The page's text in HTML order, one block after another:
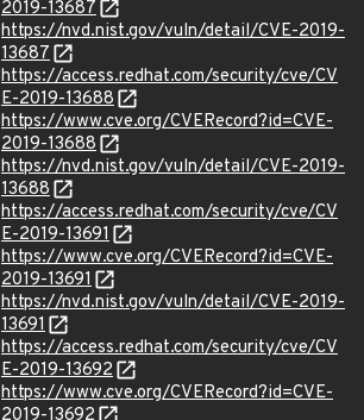
2019-13687
https://nvd.nist.gov/vuln/detail/CVE-2019-
13687
https://access.redhat.com/security/cve/CV
E-2019-13688
https://www.cve.org/CVERecord?id=CVE-
2019-13688
https://nvd.nist.gov/vuln/detail/CVE-2019-
13688
https://access.redhat.com/security/cve/CV
E-2019-13691
https://www.cve.org/CVERecord?id=CVE-
2019-13691
https://nvd.nist.gov/vuln/detail/CVE-2019-
13691
https://access.redhat.com/security/cve/CV
E-2019-13692
https://www.cve.org/CVERecord?id=CVE-